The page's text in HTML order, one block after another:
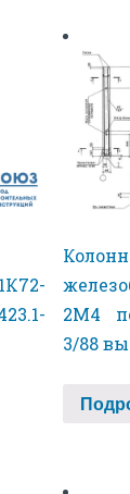
2М4
3/88